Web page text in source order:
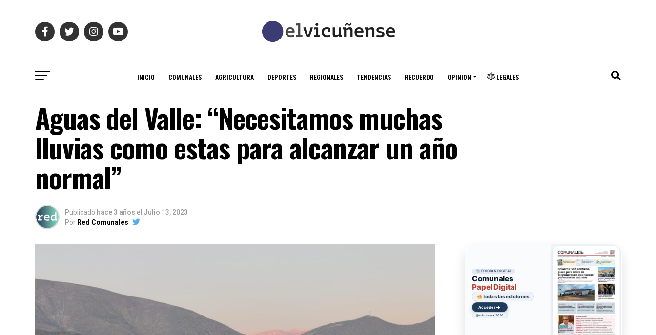
INICIO COMUNALES AGRICULTURA DEPORTES REGIONALES TENDENCIAS RECUERDO OPINION LEGALES
Aguas del Valle: “Necesitamos muchas
lluvias como estas para alcanzar un año
normal”
Publicado hace 3 años el Julio 13, 2023
Por Red Comunales
EDICIÓN DIGITAL
Comunales
Papel Digital
todas las ediciones
Acceder→
ediciones 2026